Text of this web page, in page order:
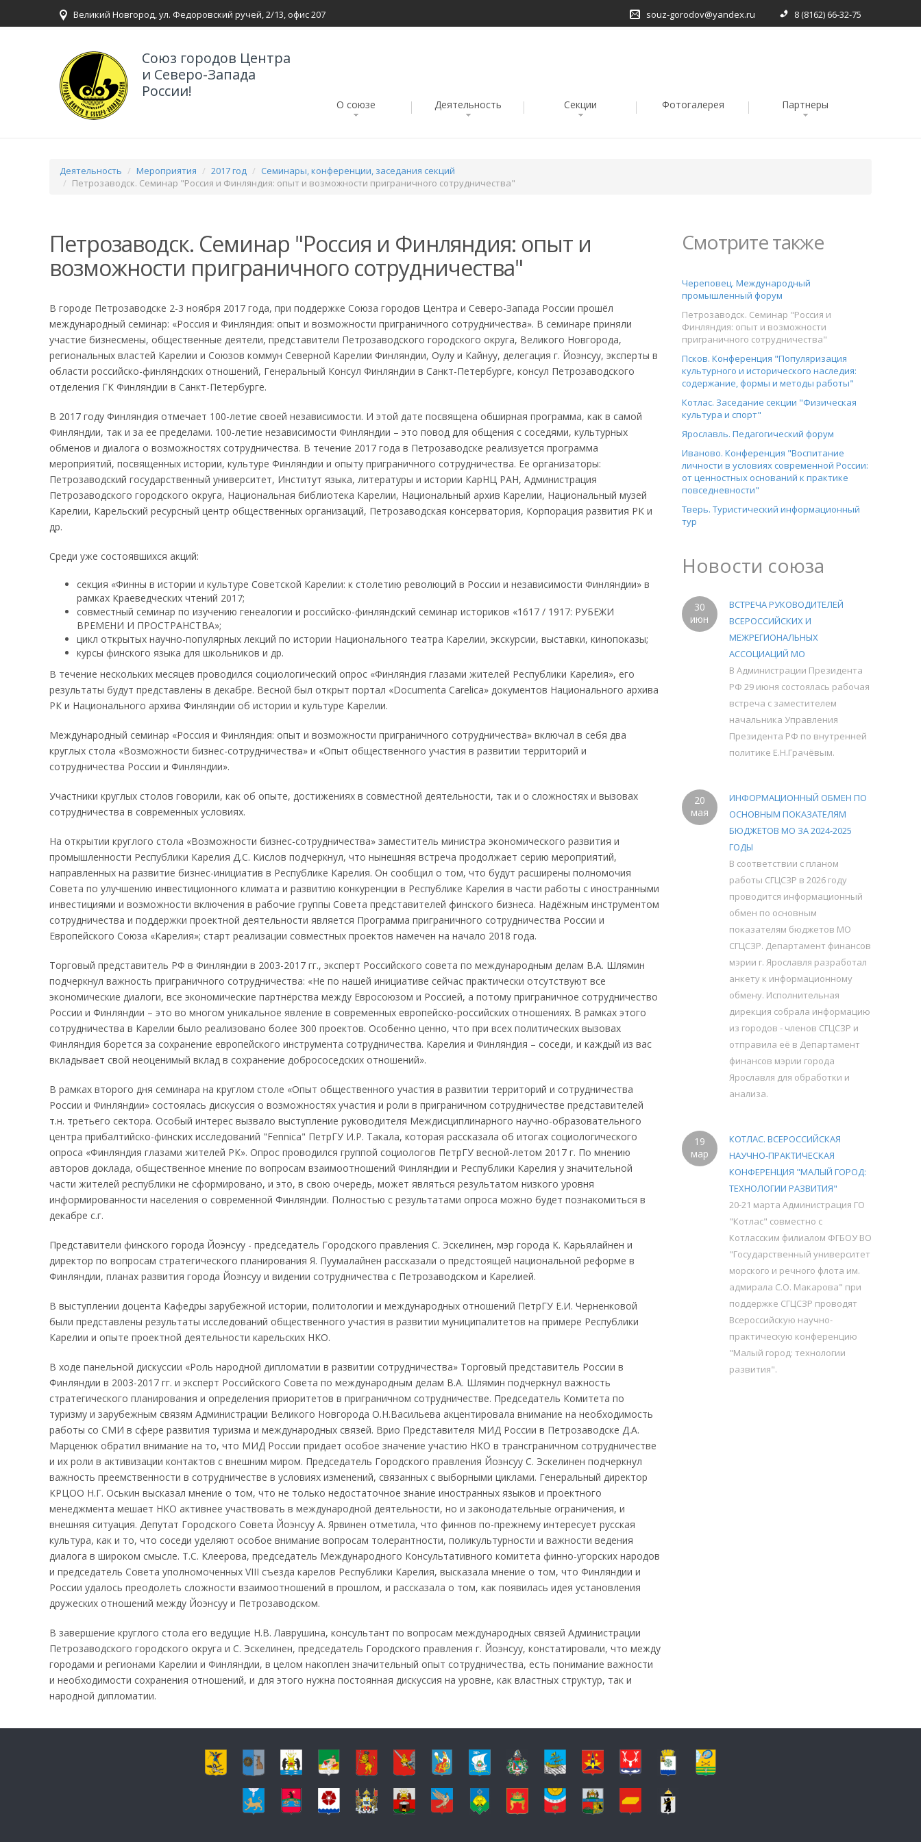
Великий Новгород, ул. Федоровский ручей, 2/13, офис 207 souz-gorodov@yandex.ru 8 (8162) 66-32-75
Союз городов Центра
и Северо-Запада
России!
О союзе Деятельность Секции Фотогалерея Партнеры
Деятельность Мероприятия 2017 год
Семинары, конференции, заседания секций
Петрозаводск. Семинар "Россия и Финляндия: опыт и возможности приграничного сотрудничества"
Петрозаводск. Семинар "Россия и Финляндия: опыт и
возможности приграничного сотрудничества"
В городе Петрозаводске 2-3 ноября 2017 года, при поддержке Союза городов Центра и Северо-Запада России прошёл
международный семинар: «Россия и Финляндия: опыт и возможности приграничного сотрудничества». В семинаре приняли
участие бизнесмены, общественные деятели, представители Петрозаводского городского округа, Великого Новгорода,
региональных властей Карелии и Союзов коммун Северной Карелии Финляндии, Оулу и Кайнуу, делегация г. Йоэнсуу, эксперты в
области российско-финляндских отношений, Генеральный Консул Финляндии в Санкт-Петербурге, консул Петрозаводского
отделения ГК Финляндии в Санкт-Петербурге.
В 2017 году Финляндия отмечает 100-летие своей независимости. И этой дате посвящена обширная программа, как в самой
Финляндии, так и за ее пределами. 100-летие независимости Финляндии – это повод для общения с соседями, культурных
обменов и диалога о возможностях сотрудничества. В течение 2017 года в Петрозаводске реализуется программа
мероприятий, посвященных истории, культуре Финляндии и опыту приграничного сотрудничества. Ее организаторы:
Петрозаводский государственный университет, Институт языка, литературы и истории КарНЦ РАН, Администрация
Петрозаводского городского округа, Национальная библиотека Карелии, Национальный архив Карелии, Национальный музей
Карелии, Карельский ресурсный центр общественных организаций, Петрозаводская консерватория, Корпорация развития РК и
др.
Среди уже состоявшихся акций:
секция «Финны в истории и культуре Советской Карелии: к столетию революций в России и независимости Финляндии» в
рамках Краеведческих чтений 2017;
совместный семинар по изучению генеалогии и российско-финляндский семинар историков «1617 / 1917: РУБЕЖИ
ВРЕМЕНИ И ПРОСТРАНСТВА»;
цикл открытых научно-популярных лекций по истории Национального театра Карелии, экскурсии, выставки, кинопоказы;
курсы финского языка для школьников и др.
В течение нескольких месяцев проводился социологический опрос «Финляндия глазами жителей Республики Карелия», его
результаты будут представлены в декабре. Весной был открыт портал «Documenta Carelica» документов Национального архива
РК и Национального архива Финляндии об истории и культуре Карелии.
Международный семинар «Россия и Финляндия: опыт и возможности приграничного сотрудничества» включал в себя два
круглых стола «Возможности бизнес-сотрудничества» и «Опыт общественного участия в развитии территорий и
сотрудничества России и Финляндии».
Участники круглых столов говорили, как об опыте, достижениях в совместной деятельности, так и о сложностях и вызовах
сотрудничества в современных условиях.
На открытии круглого стола «Возможности бизнес-сотрудничества» заместитель министра экономического развития и
промышленности Республики Карелия Д.С. Кислов подчеркнул, что нынешняя встреча продолжает серию мероприятий,
направленных на развитие бизнес-инициатив в Республике Карелия. Он сообщил о том, что будут расширены полномочия
Совета по улучшению инвестиционного климата и развитию конкуренции в Республике Карелия в части работы с иностранными
инвестициями и возможности включения в рабочие группы Совета представителей финского бизнеса. Надёжным инструментом
сотрудничества и поддержки проектной деятельности является Программа приграничного сотрудничества России и
Европейского Союза «Карелия»; старт реализации совместных проектов намечен на начало 2018 года.
Торговый представитель РФ в Финляндии в 2003-2017 гг., эксперт Российского совета по международным делам В.А. Шлямин
подчеркнул важность приграничного сотрудничества: «Не по нашей инициативе сейчас практически отсутствуют все
экономические диалоги, все экономические партнёрства между Евросоюзом и Россией, а потому приграничное сотрудничество
России и Финляндии – это во многом уникальное явление в современных европейско-российских отношениях. В рамках этого
сотрудничества в Карелии было реализовано более 300 проектов. Особенно ценно, что при всех политических вызовах
Финляндия борется за сохранение европейского инструмента сотрудничества. Карелия и Финляндия – соседи, и каждый из вас
вкладывает свой неоценимый вклад в сохранение добрососедских отношений».
В рамках второго дня семинара на круглом столе «Опыт общественного участия в развитии территорий и сотрудничества
России и Финляндии» состоялась дискуссия о возможностях участия и роли в приграничном сотрудничестве представителей
т.н. третьего сектора. Особый интерес вызвало выступление руководителя Междисциплинарного научно-образовательного
центра прибалтийско-финских исследований "Fennica" ПетрГУ И.Р. Такала, которая рассказала об итогах социологического
опроса «Финляндия глазами жителей РК». Опрос проводился группой социологов ПетрГУ весной-летом 2017 г. По мнению
авторов доклада, общественное мнение по вопросам взаимоотношений Финляндии и Республики Карелия у значительной
части жителей республики не сформировано, и это, в свою очередь, может являться результатом низкого уровня
информированности населения о современной Финляндии. Полностью с результатами опроса можно будет познакомиться в
декабре с.г.
Представители финского города Йоэнсуу - председатель Городского правления С. Эскелинен, мэр города К. Карьялайнен и
директор по вопросам стратегического планирования Я. Пуумалайнен рассказали о предстоящей национальной реформе в
Финляндии, планах развития города Йоэнсуу и видении сотрудничества с Петрозаводском и Карелией.
В выступлении доцента Кафедры зарубежной истории, политологии и международных отношений ПетрГУ Е.И. Черненковой
были представлены результаты исследований общественного участия в развитии муниципалитетов на примере Республики
Карелии и опыте проектной деятельности карельских НКО.
В ходе панельной дискуссии «Роль народной дипломатии в развитии сотрудничества» Торговый представитель России в
Финляндии в 2003-2017 гг. и эксперт Российского Совета по международным делам В.А. Шлямин подчеркнул важность
стратегического планирования и определения приоритетов в приграничном сотрудничестве. Председатель Комитета по
туризму и зарубежным связям Администрации Великого Новгорода О.Н.Васильева акцентировала внимание на необходимость
работы со СМИ в сфере развития туризма и международных связей. Врио Представителя МИД России в Петрозаводске Д.А.
Марценюк обратил внимание на то, что МИД России придает особое значение участию НКО в трансграничном сотрудничестве
и их роли в активизации контактов с внешним миром. Председатель Городского правления Йоэнсуу С. Эскелинен подчеркнул
важность преемственности в сотрудничестве в условиях изменений, связанных с выборными циклами. Генеральный директор
КРЦОО Н.Г. Оськин высказал мнение о том, что не только недостаточное знание иностранных языков и проектного
менеджмента мешает НКО активнее участвовать в международной деятельности, но и законодательные ограничения, и
внешняя ситуация. Депутат Городского Совета Йоэнсуу А. Ярвинен отметила, что финнов по-прежнему интересует русская
культура, как и то, что соседи уделяют особое внимание вопросам толерантности, поликультурности и важности ведения
диалога в широком смысле. Т.С. Клеерова, председатель Международного Консультативного комитета финно-угорских народов
и председатель Совета уполномоченных VIII съезда карелов Республики Карелия, высказала мнение о том, что Финляндии и
России удалось преодолеть сложности взаимоотношений в прошлом, и рассказала о том, как появилась идея установления
дружеских отношений между Йоэнсуу и Петрозаводском.
В завершение круглого стола его ведущие Н.В. Лаврушина, консультант по вопросам международных связей Администрации
Петрозаводского городского округа и С. Эскелинен, председатель Городского правления г. Йоэнсуу, констатировали, что между
городами и регионами Карелии и Финляндии, в целом накоплен значительный опыт сотрудничества, есть понимание важности
и необходимости сохранения отношений, и для этого нужна постоянная дискуссия на уровне, как властных структур, так и
народной дипломатии.
Смотрите также
Череповец. Международный
промышленный форум
Петрозаводск. Семинар "Россия и
Финляндия: опыт и возможности
приграничного сотрудничества"
Псков. Конференция "Популяризация
культурного и исторического наследия:
содержание, формы и методы работы"
Котлас. Заседание секции "Физическая
культура и спорт"
Ярославль. Педагогический форум
Иваново. Конференция "Воспитание
личности в условиях современной России:
от ценностных оснований к практике
повседневности"
Тверь. Туристический информационный
тур
Новости союза
30
июн
ВСТРЕЧА РУКОВОДИТЕЛЕЙ
ВСЕРОССИЙСКИХ И
МЕЖРЕГИОНАЛЬНЫХ
АССОЦИАЦИЙ МО
В Администрации Президента
РФ 29 июня состоялась рабочая
встреча с заместителем
начальника Управления
Президента РФ по внутренней
политике Е.Н.Грачёвым.
20
мая
ИНФОРМАЦИОННЫЙ ОБМЕН ПО
ОСНОВНЫМ ПОКАЗАТЕЛЯМ
БЮДЖЕТОВ МО ЗА 2024-2025
ГОДЫ
В соответствии с планом
работы СГЦСЗР в 2026 году
проводится информационный
обмен по основным
показателям бюджетов МО
СГЦСЗР. Департамент финансов
мэрии г. Ярославля разработал
анкету к информационному
обмену. Исполнительная
дирекция собрала информацию
из городов - членов СГЦСЗР и
отправила её в Департамент
финансов мэрии города
Ярославля для обработки и
анализа.
19
мар
КОТЛАС. ВСЕРОССИЙСКАЯ
НАУЧНО-ПРАКТИЧЕСКАЯ
КОНФЕРЕНЦИЯ "МАЛЫЙ ГОРОД:
ТЕХНОЛОГИИ РАЗВИТИЯ"
20-21 марта Администрация ГО
"Котлас" совместно с
Котласским филиалом ФГБОУ ВО
"Государственный университет
морского и речного флота им.
адмирала С.О. Макарова" при
поддержке СГЦСЗР проводят
Всероссийскую научно-
практическую конференцию
"Малый город: технологии
развития".